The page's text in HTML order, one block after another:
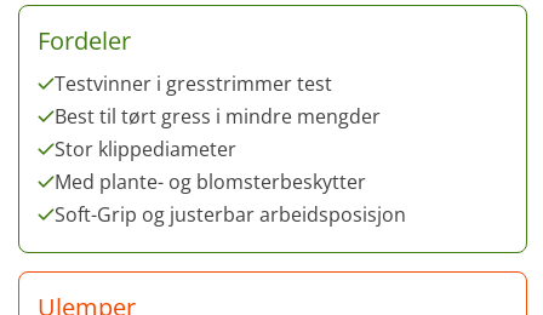
Fordeler
Testvinner i gresstrimmer test
Best til tørt gress i mindre mengder
Stor klippediameter
Med plante- og blomsterbeskytter
Soft-Grip og justerbar arbeidsposisjon
Ulemper